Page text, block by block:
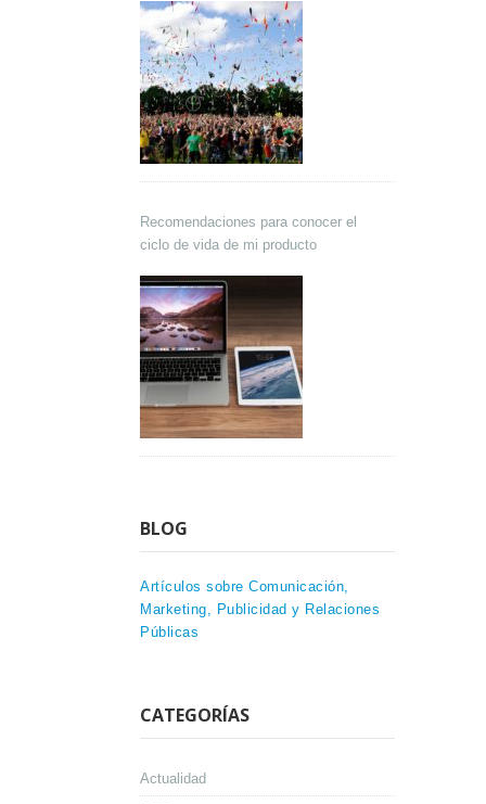
Recomendaciones para conocer el
ciclo de vida de mi producto
BLOG
Artículos sobre Comunicación,
Marketing, Publicidad y Relaciones
Públicas
CATEGORÍAS
Actualidad